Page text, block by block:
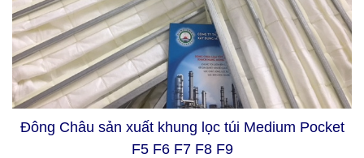
Đông Châu sản xuất khung lọc túi Medium Pocket
F5 F6 F7 F8 F9